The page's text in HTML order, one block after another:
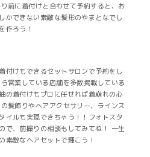
前に着付けと合わせて予約すると、お
できない素敵な髪形のやまとなでし
作ろう！
付けもできるセットサロンで予約をし
営業している店舗を多数掲載している
の着付けもプロに任せれば着崩れの心
髪飾りやヘアアクセサリー、ラインス
イルも実現できちゃう！！フォトスタ
で、前撮りの相談もしてみてね！ 一生
素敵なヘアセットで輝こう！